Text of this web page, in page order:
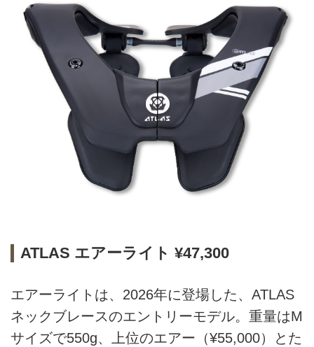
ATLAS エアーライト ¥47,300
エアーライトは、2026年に登場した、ATLAS
ネックブレースのエントリーモデル。重量はM
サイズで550g、上位のエアー（¥55,000）とた